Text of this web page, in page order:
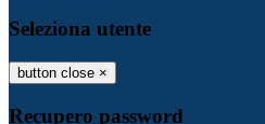
Seleziona utente
button close ×
Recupero password